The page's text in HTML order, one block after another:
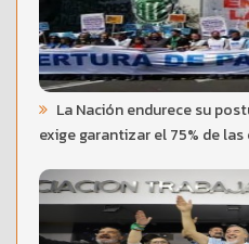
La Nación endurece su
exige garantizar el 75% de las